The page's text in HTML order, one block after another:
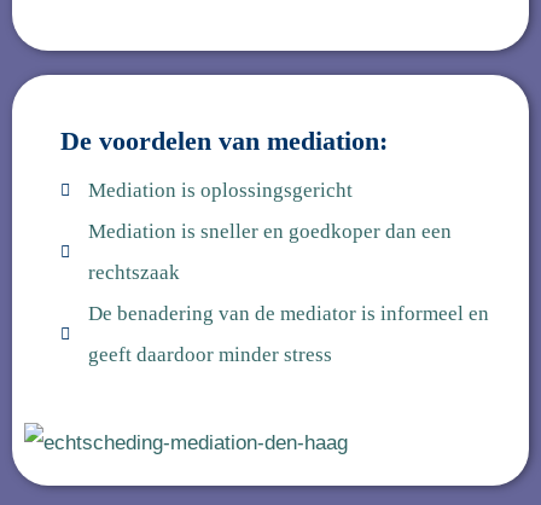
De voordelen van mediation:
Mediation is oplossingsgericht
Mediation is sneller en goedkoper dan een
rechtszaak
De benadering van de mediator is informeel en
geeft daardoor minder stress